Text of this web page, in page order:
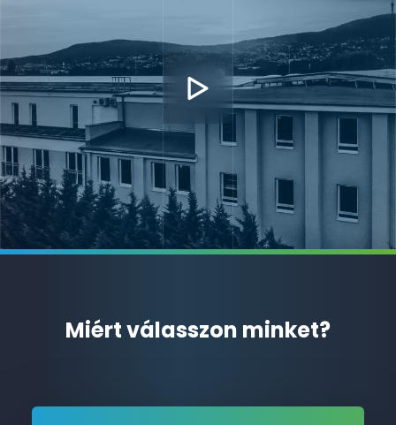
Miért válasszon minket?